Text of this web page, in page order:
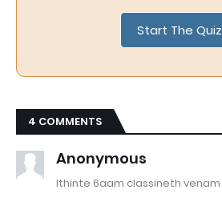
Start The Quiz
4 COMMENTS
Anonymous
Ithinte 6aam classineth venam